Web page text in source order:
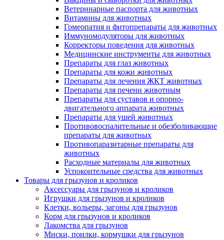
Ветеринарные паспорта для животных
Витамины для животных
Гомеопатия и фитопрепараты для животных
Иммуномодуляторы для животных
Корректоры поведения для животных
Медицинские инструменты для животных
Препараты для глаз животных
Препараты для кожи животных
Препараты для лечения ЖКТ животных
Препараты для печени животным
Препараты для суставов и опорно-
двигательного аппарата животных
Препараты для ушей животных
Противовоспалительные и обезболивающие
препараты для животных
Противопаразитарные препараты для
животных
Расходные материалы для животных
Успокоительные средства для животных
Товары для грызунов и кроликов
Аксессуары для грызунов и кроликов
Игрушки для грызунов и кроликов
Клетки, вольеры, загоны для грызунов
Корм для грызунов и кроликов
Лакомства для грызунов
Миски, поилки, кормушки для грызунов